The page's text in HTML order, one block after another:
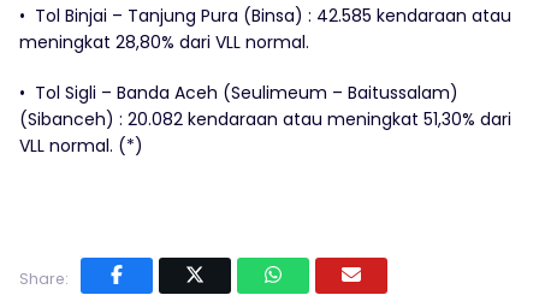
•⁠ ⁠Tol Binjai – Tanjung Pura (Binsa) : 42.585 kendaraan atau
meningkat 28,80% dari VLL normal.
•⁠ ⁠Tol Sigli – Banda Aceh (Seulimeum – Baitussalam)
(Sibanceh) : 20.082 kendaraan atau meningkat 51,30% dari
VLL normal. (*)
Share: